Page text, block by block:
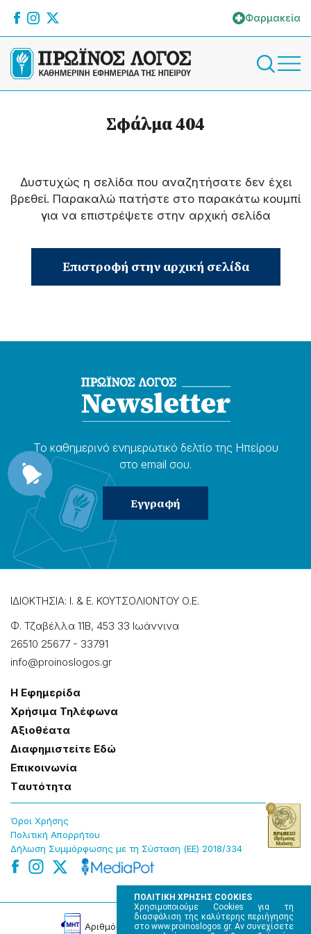
ΠΟΛΙΤΙΚΗ ΧΡΗΣΗΣ COOKIES
Χρησιμοποιούμε Cookies για τη
διασφάλιση της καλύτερης περιήγησης
στο www.proinoslogos.gr. Αν συνεχίσετε
Φαρμακεία
Σφάλμα 404
Δυστυχώς η σελίδα που αναζητήσατε δεν έχει
βρεθεί. Παρακαλώ πατήστε στο παρακάτω κουμπί
για να επιστρέψετε στην αρχική σελίδα
Επιστροφή στην αρχική σελίδα
Το καθημερɩνό ενημερωτɩκό δελτίο της Ηπείρου
στο email σου.
ΙΔΙΟΚΤΗΣΙΑ: Ι. & Ε. ΚΟΥΤΣΟΛΙΟΝΤΟΥ Ο.Ε.
Φ. Τζαβέλλα 11Β, 453 33 Ιωάννɩνα
26510 25677 - 33791
info@proinoslogos.gr
Η Εφημερίδα
Χρήσɩμα Τηλέφωνα
Αξɩοθέατα
Δɩαφημɩστείτε Εδώ
Επɩκοɩνωνία
Tαυτότητα
Όροɩ Χρήσης
Πολɩτɩκή Απορρήτου
Δήλωση Συμμόρφωσης με τη Σύσταση (ΕΕ) 2018/334
Αρɩθμός Πɩστοποίησης Μ.Η.Τ. 220242